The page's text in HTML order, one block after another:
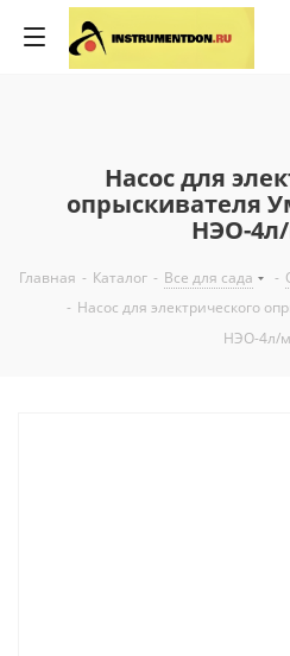
Насос для
опрыскивателя
НЭО-
Главная - Каталог - Все для сада -
- Насос для электрического
НЭО-4л/